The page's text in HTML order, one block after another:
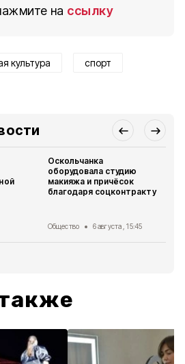
на ссылку
культура спорт
Оскольчанка
оборудовала студию
макияжа и причёсок
благодаря соцконтракту
Общество 6 августа , 15:45